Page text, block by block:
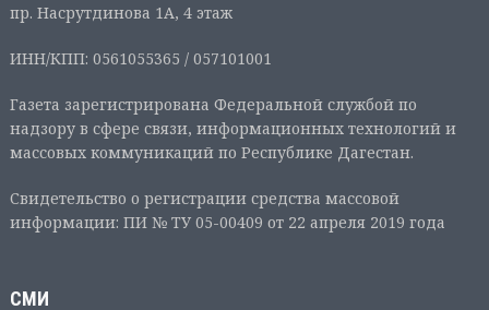
пр. Насрутдинова 1А, 4 этаж
ИНН/КПП: 0561055365 / 057101001
Газета зарегистрирована Федеральной службой по
надзору в сфере связи, информационных технологий и
массовых коммуникаций по Республике Дагестан.
Свидетельство о регистрации средства массовой
информации: ПИ № ТУ 05-00409 от 22 апреля 2019 года
СМИ